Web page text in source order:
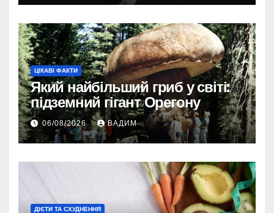
ЦІКАВІ ФАКТИ
Який найбільший гриб у світі:
підземний гігант Орегону
06/08/2026 ВАДИМ
ДІЄТИ ТА СХУДНЕННЯ